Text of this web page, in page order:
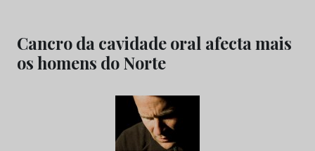
Cancro da cavidade oral afecta mais
os homens do Norte